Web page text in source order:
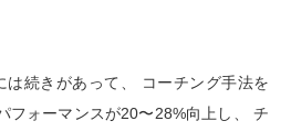
は続きがあって、 コーチング手法を
フォーマンスが20〜28%向上し、 チ